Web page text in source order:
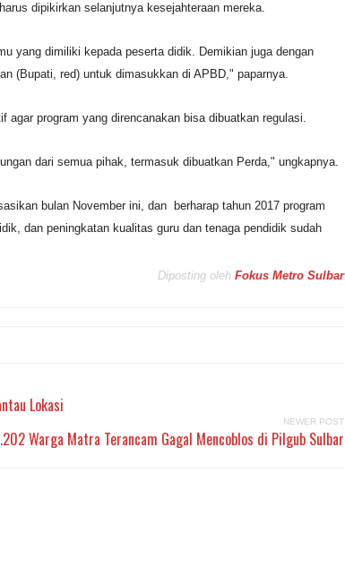
dipikirkan selanjutnya kesejahteraan mereka.
yang dimiliki kepada peserta didik. Demikian juga dengan
(Bupati, red) untuk dimasukkan di APBD," paparnya.
program yang direncanakan bisa dibuatkan regulasi.
dari semua pihak, termasuk dibuatkan Perda," ungkapnya.
bulan November ini, dan berharap tahun 2017 program
dan peningkatan kualitas guru dan tenaga pendidik sudah
Diposting oleh Fokus Metro Sulbar
Lokasi
NEWER POST
Warga Matra Terancam Gagal Mencoblos di Pilgub Sulbar